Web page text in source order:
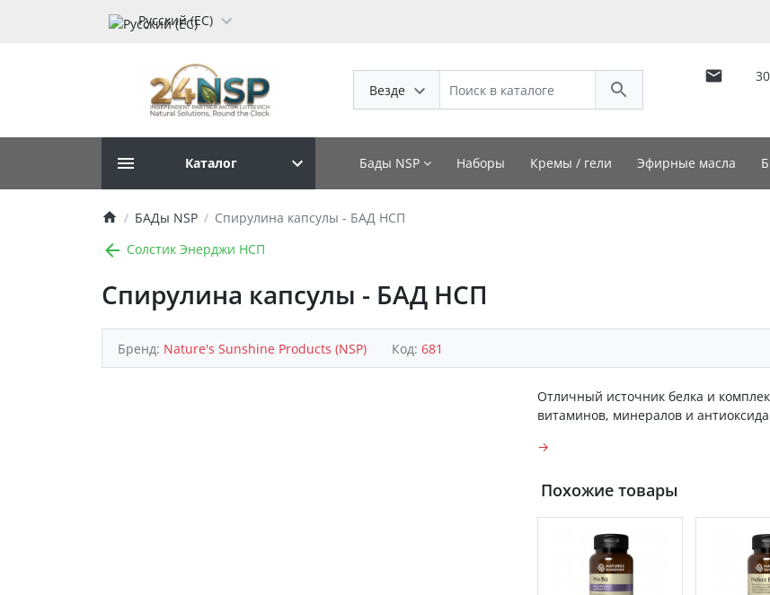
Русский (ЕС)
Везде
Каталог Бады NSP Наборы Кремы / гели Эфирные масла
БАДы NSP
Спирулина капсулы - БАД НСП
Солстик Энерджи НСП
Спирулина капсулы - БАД НСП
Бренд: Nature's Sunshine Products (NSP) Код: 681
Отличный источник белка и
витаминов, минералов и
→
Похожие товары